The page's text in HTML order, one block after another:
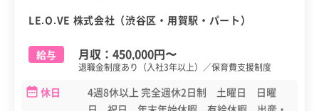
LE.O.VE 株式会社（渋谷区・用賀駅・パート）
給与 月収： 450,000円〜
退職金制度あり（入社3年以上）／保育費支援制度
休日
4週8休以上 完全週休2日制 土曜日 日曜